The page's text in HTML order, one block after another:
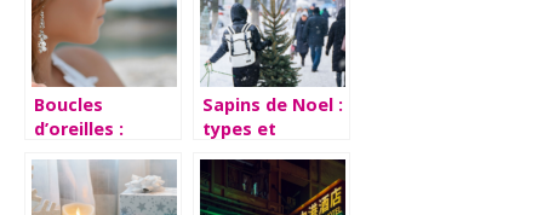
Boucles
d’oreilles :
a suivre lors du
choix
Sapins de Noel :
types et